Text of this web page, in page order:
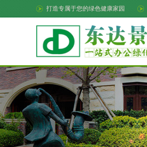
打造专属于您的绿色健康家园